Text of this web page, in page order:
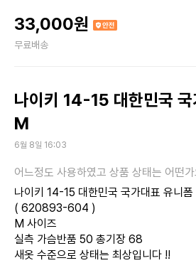
33,000원
무료배송
나이키 14-15 대한민국 국
M
6월 8일 16:03
나이키 14-15 대한민국 국가대표 유니폼
( 620893-604 )
M 사이즈
실측 가슴반품 50 총기장 68
새옷 수준으로 상태는 최상입니다 !!